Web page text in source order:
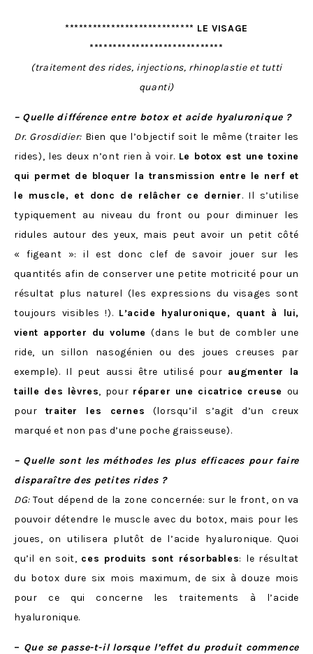
**************************** LE VISAGE
*****************************
(traitement des rides, injections, rhinoplastie et tutti
quanti)
– Quelle différence entre botox et acide hyaluronique ?
Dr. Grosdidier: Bien que l’objectif soit le même (traiter les
rides), les deux n’ont rien à voir. Le botox est une toxine
qui permet de bloquer la transmission entre le nerf et
le muscle, et donc de relâcher ce dernier. Il s’utilise
typiquement au niveau du front ou pour diminuer les
ridules autour des yeux, mais peut avoir un petit côté
« figeant »: il est donc clef de savoir jouer sur les
quantités afin de conserver une petite motricité pour un
résultat plus naturel (les expressions du visages sont
toujours visibles !). L’acide hyaluronique, quant à lui,
vient apporter du volume(dans le but de combler une
ride, un sillon nasogénien ou des joues creuses par
exemple). Il peut aussi être utilisé pour augmenter la
taille des lèvres, pour réparer une cicatrice creuse ou
pour traiter les cernes (lorsqu’il s’agit d’un creux
marqué et non pas d’une poche graisseuse).
– Quelle sont les méthodes les plus efficaces pour faire
disparaître des petites rides ?
DG:Tout dépend de la zone concernée: sur le front, on va
pouvoir détendre le muscle avec du botox, mais pour les
joues, on utilisera plutôt de l’acide hyaluronique. Quoi
qu’il en soit, ces produits sont résorbables: le résultat
du botox dure six mois maximum, de six à douze mois
pour ce qui concerne les traitements à l’acide
hyaluronique.
– Que se passe-t-il lorsque l’effet du produit commence